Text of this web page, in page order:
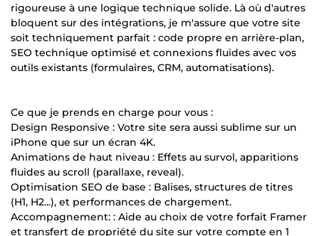
rigoureuse à une logique technique solide. Là où d'autres
bloquent sur des intégrations, je m'assure que votre site
soit techniquement parfait : code propre en arrière-plan,
SEO technique optimisé et connexions fluides avec vos
outils existants (formulaires, CRM, automatisations).
Ce que je prends en charge pour vous :
Design Responsive : Votre site sera aussi sublime sur un
iPhone que sur un écran 4K.
Animations de haut niveau : Effets au survol, apparitions
fluides au scroll (parallaxe, reveal).
Optimisation SEO de base : Balises, structures de titres
(H1, H2...), et performances de chargement.
Accompagnement: : Aide au choix de votre forfait Framer
et transfert de propriété du site sur votre compte en 1